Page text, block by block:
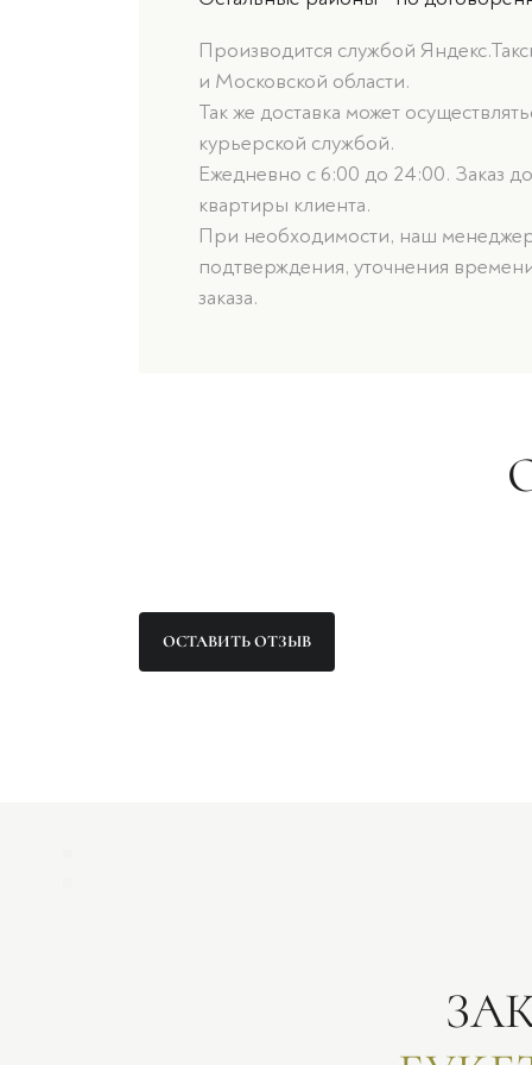
Производится службой
и Московской области.
Так же доставка может
курьерской службой.
Ежедневно с 6:00 до 24:00. Заказ
квартиры клиента.
При необходимости, наш
подтверждения, уточнения
заказа.
ОСТАВИТЬ ОТЗЫВ